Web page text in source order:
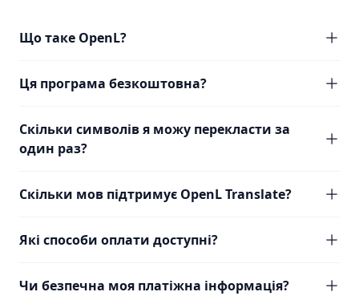
Що таке OpenL?
Ця програма безкоштовна?
Скільки символів я можу перекласти за
один раз?
Скільки мов підтримує OpenL Translate?
Які способи оплати доступні?
Чи безпечна моя платіжна інформація?